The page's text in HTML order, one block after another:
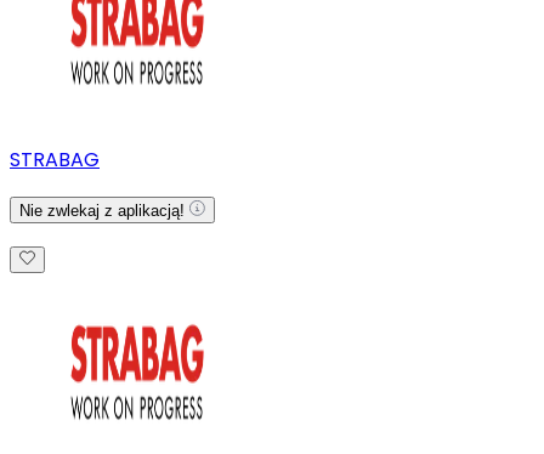
STRABAG
Nie zwlekaj z aplikacją!